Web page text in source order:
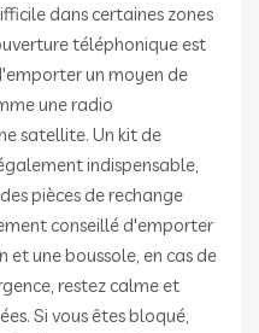
dans certaines zones
téléphonique est
un moyen de
une radio
satellite. Un kit de
indispensable,
pièces de rechange
conseillé d'emporter
une boussole, en cas de
restez calme et
Si vous êtes bloqué,